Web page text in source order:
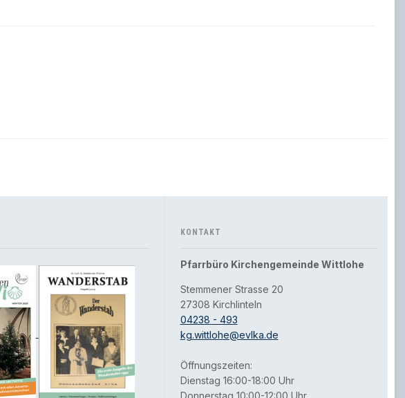
KONTAKT
Pfarrbüro Kirchengemeinde Wittlohe
Stemmener Strasse 20
27308 Kirchlinteln
04238 - 493
kg.wittlohe@evlka.de
Öffnungszeiten:
Dienstag 16:00-18:00 Uhr
Donnerstag 10:00-12:00 Uhr